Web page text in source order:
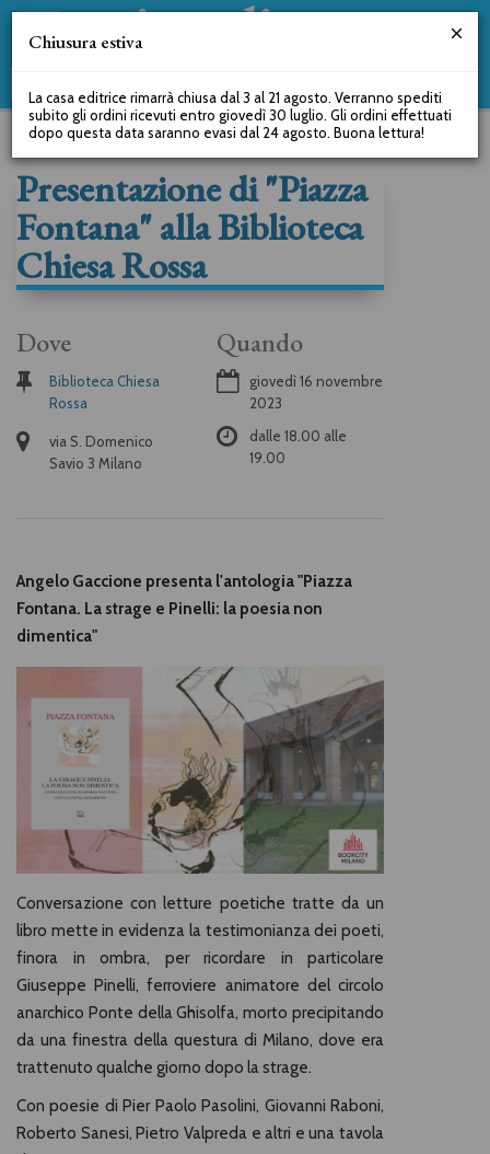
Presentazione di "Piazza
Fontana" alla Biblioteca
Chiesa Rossa
Dove
Biblioteca Chiesa
Rossa
via S. Domenico
Savio 3 Milano
Quando
giovedì 16 novembre
2023
dalle 18.00 alle
19.00
Angelo Gaccione presenta l'antologia "Piazza
Fontana. La strage e Pinelli: la poesia non
dimentica"
Conversazione con letture poetiche tratte da un
libro mette in evidenza la testimonianza dei poeti,
finora in ombra, per ricordare in particolare
Giuseppe Pinelli, ferroviere animatore del circolo
anarchico Ponte della Ghisolfa, morto precipitando
da una finestra della questura di Milano, dove era
trattenuto qualche giorno dopo la strage.
Con poesie di Pier Paolo Pasolini, Giovanni Raboni,
Roberto Sanesi, Pietro Valpreda e altri e una tavola
Chiusura estiva
La casa editrice rimarrà chiusa dal 3 al 21 agosto. Verranno spediti
subito gli ordini ricevuti entro giovedì 30 luglio. Gli ordini effettuati
dopo questa data saranno evasi dal 24 agosto. Buona lettura!